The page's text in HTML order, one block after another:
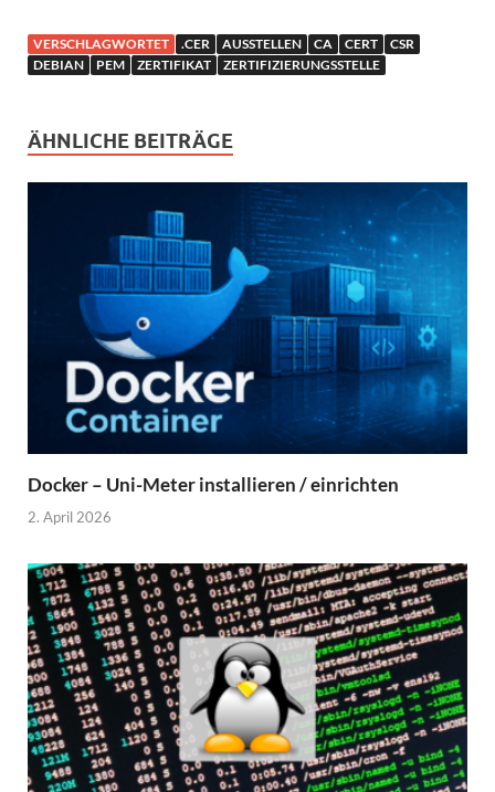
VERSCHLAGWORTET .CER AUSSTELLEN CA CERT
CSR
DEBIAN
PEM ZERTIFIKAT ZERTIFIZIERUNGSSTELLE
ÄHNLICHE BEITRÄGE
Docker – Uni-Meter installieren / einrichten
2. April 2026